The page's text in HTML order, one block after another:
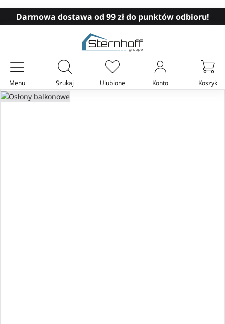
Darmowa dostawa od 99 zł do punktów odbioru!
Menu Szukaj Ulubione Konto Koszyk
Twój koszyk